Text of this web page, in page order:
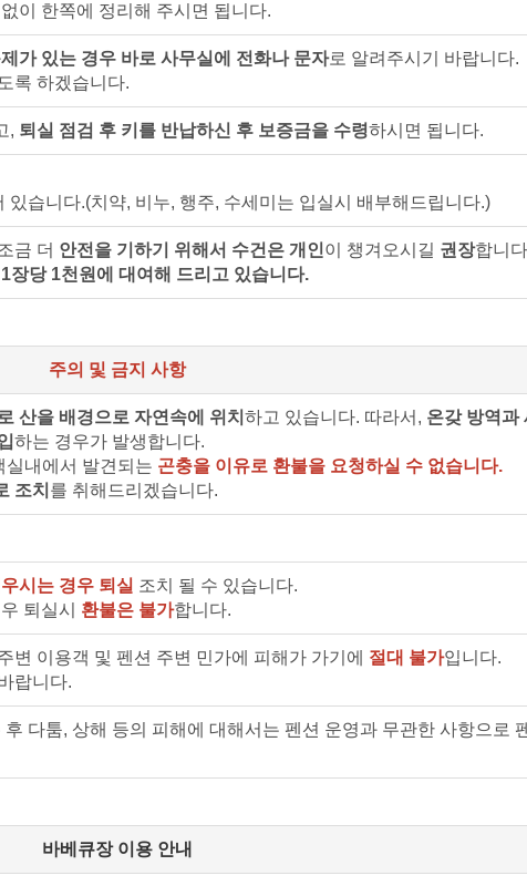
이 한쪽에 정리해 주시면 됩니다.
가 있는 경우 바로 사무실에 전화나 문자로 알려주시기 바랍니다.
록 하겠습니다.
, 퇴실 점검 후 키를 반납하신 후 보증금을 수령하시면 됩니다.
있습니다.(치약, 비누, 행주, 수세미는 입실시 배부해드립니다.)
금 더 안전을 기하기 위해서 수건은 개인이 챙겨오시길 권장합니
장당 1천원에 대여해 드리고 있습니다.
주의 및 금지 사항
산을 배경으로 자연속에 위치 하고 있습니다. 따라서, 온갖 방역과
하는 경우가 발생합니다.
실내에서 발견되는 곤충을 이유로 환불을 요청하실 수 없습니다.
조치 를 취해드리겠습니다.
시는 경우 퇴실 조치 될 수 있습니다.
퇴실시 환불은 불가합니다.
변 이용객 및 펜션 주변 민가에 피해가 가기에 절대 불가입니다.
랍니다.
다툼, 상해 등의 피해에 대해서는 펜션 운영과 무관한 사항으로
바베큐장 이용 안내